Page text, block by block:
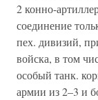
2 конно-
соединение
пех. дивизий,
войска, в том
особый танк.
армии из 2–3 и